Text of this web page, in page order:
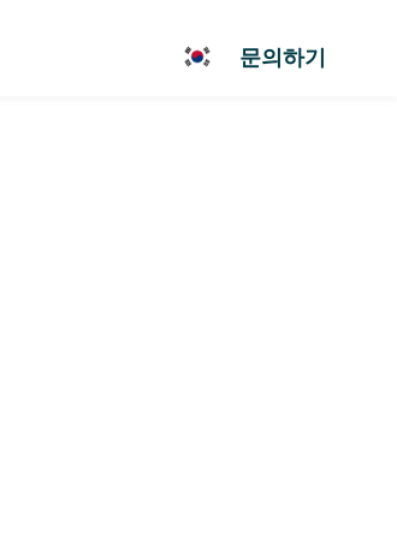
문의하기